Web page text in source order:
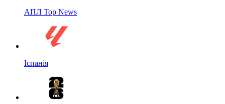
АПЛ Top News
Іспанія